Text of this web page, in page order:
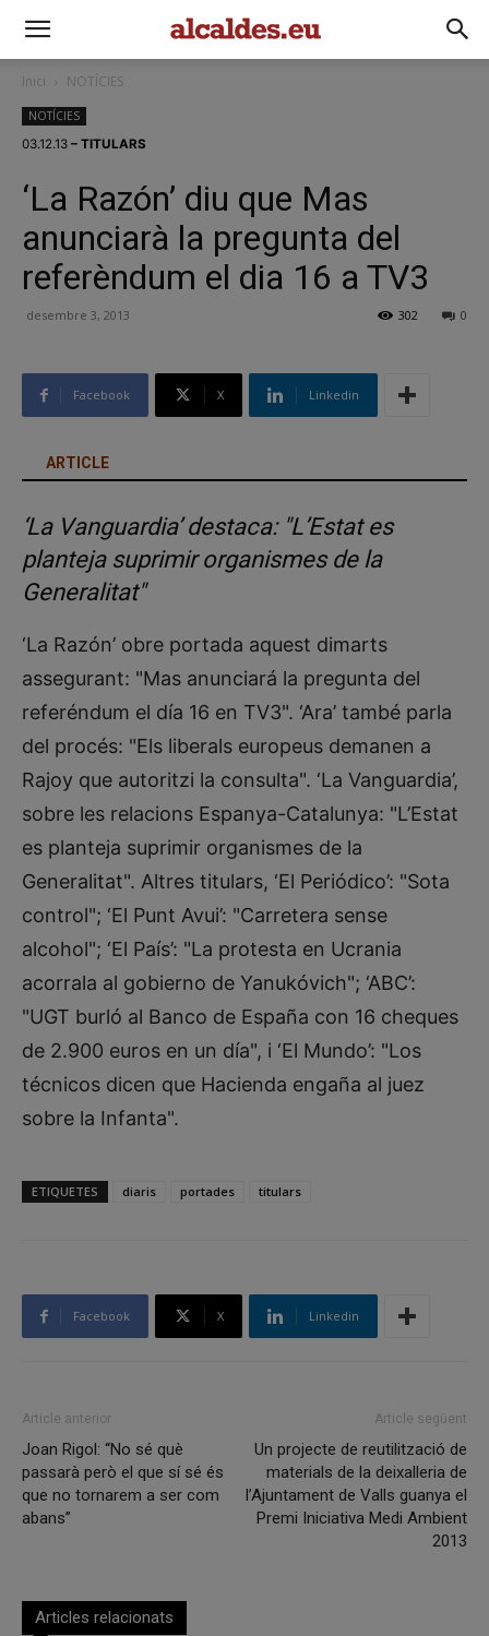
Inici NOTÍCIES
NOTÍCIES
03.12.13 – TITULARS
‘La Razón’ diu que Mas
anunciarà la pregunta del
referèndum el dia 16 a TV3
desembre 3, 2013 0
302
Facebook X Linkedin
ARTICLE
‘La Vanguardia’ destaca: "L’Estat es
planteja suprimir organismes de la
Generalitat"
‘La Razón’ obre portada aquest dimarts
assegurant: "Mas anunciará la pregunta del
referéndum el día 16 en TV3". ‘Ara’ també parla
del procés: "Els liberals europeus demanen a
Rajoy que autoritzi la consulta". ‘La Vanguardia’,
sobre les relacions Espanya-Catalunya: "L’Estat
es planteja suprimir organismes de la
Generalitat". Altres titulars, ‘El Periódico’: "Sota
control"; ‘El Punt Avui’: "Carretera sense
alcohol"; ‘El País’: "La protesta en Ucrania
acorrala al gobierno de Yanukóvich"; ‘ABC’:
"UGT burló al Banco de España con 16 cheques
de 2.900 euros en un día", i ‘El Mundo’: "Los
técnicos dicen que Hacienda engaña al juez
sobre la Infanta".
ETIQUETES diaris portades titulars
Facebook X Linkedin
Article anterior
Joan Rigol: “No sé què
passarà però el que sí sé és
que no tornarem a ser com
abans”
Article següent
Un projecte de reutilització de
materials de la deixalleria de
l’Ajuntament de Valls guanya el
Premi Iniciativa Medi Ambient
2013
Articles relacionats